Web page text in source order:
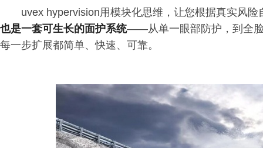
uvex hypervision用模块化思维，让您根据真实风险
也是一套可生长的面护系统——从单一眼部防护，到全
每一步扩展都简单、快速、可靠。